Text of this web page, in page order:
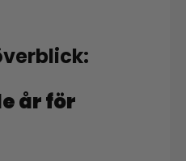
år för